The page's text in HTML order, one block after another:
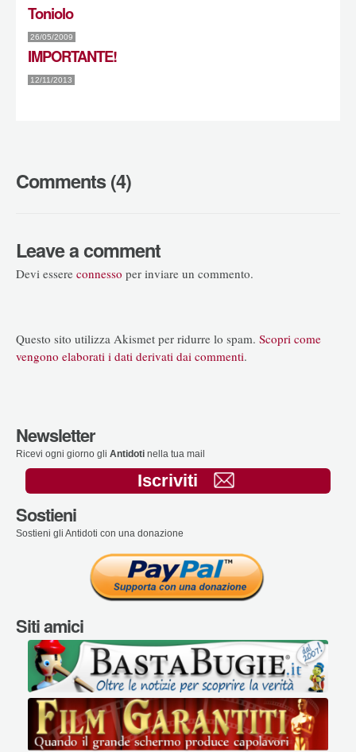
Toniolo
26/05/2009
IMPORTANTE!
12/11/2013
Comments (4)
Leave a comment
Devi essere connesso per inviare un commento.
Questo sito utilizza Akismet per ridurre lo spam. Scopri come
vengono elaborati i dati derivati dai commenti.
Newsletter
Ricevi ogni giorno gli Antidoti nella tua mail
Iscriviti
Sostieni
Sostieni gli Antidoti con una donazione
Siti amici